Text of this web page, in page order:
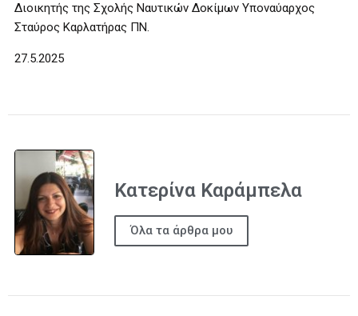
Διοικητής της Σχολής Ναυτικών Δοκίμων Υποναύαρχος
Σταύρος Καρλατήρας ΠΝ.
27.5.2025
Κατερίνα Καράμπελα
Όλα τα άρθρα μου